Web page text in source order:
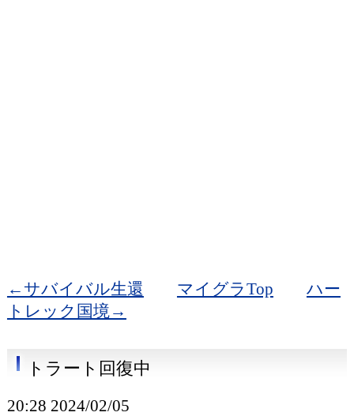
←サバイバル生還 マイグラTop
ハー
トレック国境→
トラート回復中
20:28 2024/02/05